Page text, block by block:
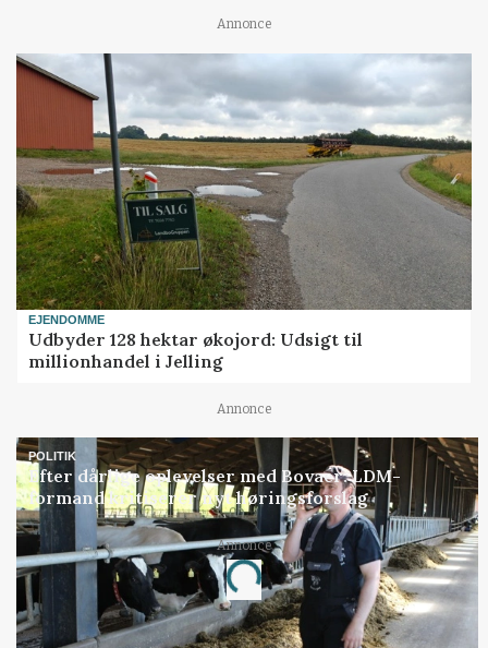
Annonce
EJENDOMME
Udbyder 128 hektar økojord: Udsigt til
millionhandel i Jelling
Annonce
POLITIK
Efter dårlige oplevelser med Bovaer: LDM-
formand kritiserer nyt høringsforslag
Annonce
Loading...